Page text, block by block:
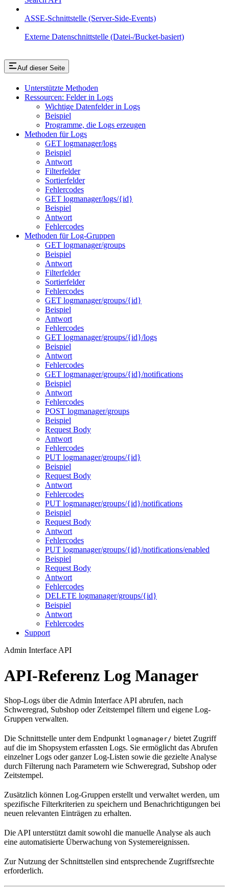
ASSE-Schnittstelle (Server-Side-Events)
Externe Datenschnittstelle (Datei-/Bucket-basiert)
Auf dieser Seite
Unterstützte Methoden
Ressourcen: Felder in Logs
Wichtige Datenfelder in Logs
Beispiel
Programme, die Logs erzeugen
Methoden für Logs
GET logmanager/logs
Beispiel
Antwort
Filterfelder
Sortierfelder
Fehlercodes
GET logmanager/logs/{id}
Beispiel
Antwort
Fehlercodes
Methoden für Log-Gruppen
GET logmanager/groups
Beispiel
Antwort
Filterfelder
Sortierfelder
Fehlercodes
GET logmanager/groups/{id}
Beispiel
Antwort
Fehlercodes
GET logmanager/groups/{id}/logs
Beispiel
Antwort
Fehlercodes
GET logmanager/groups/{id}/notifications
Beispiel
Antwort
Fehlercodes
POST logmanager/groups
Beispiel
Request Body
Antwort
Fehlercodes
PUT logmanager/groups/{id}
Beispiel
Request Body
Antwort
Fehlercodes
PUT logmanager/groups/{id}/notifications
Beispiel
Request Body
Antwort
Fehlercodes
PUT logmanager/groups/{id}/notifications/enabled
Beispiel
Request Body
Antwort
Fehlercodes
DELETE logmanager/groups/{id}
Beispiel
Antwort
Fehlercodes
Support
Admin Interface API
API-Referenz Log Manager
Shop-Logs über die Admin Interface API abrufen, nach
Schweregrad, Subshop oder Zeitstempel filtern und eigene Log-
Gruppen verwalten.
Die Schnittstelle unter dem Endpunkt logmanager/ bietet Zugriff
auf die im Shopsystem erfassten Logs. Sie ermöglicht das Abrufen
einzelner Logs oder ganzer Log-Listen sowie die gezielte Analyse
durch Filterung nach Parametern wie Schweregrad, Subshop oder
Zeitstempel.
Zusätzlich können Log-Gruppen erstellt und verwaltet werden, um
spezifische Filterkriterien zu speichern und Benachrichtigungen bei
neuen relevanten Einträgen zu erhalten.
Die API unterstützt damit sowohl die manuelle Analyse als auch
eine automatisierte Überwachung von Systemereignissen.
Zur Nutzung der Schnittstellen sind entsprechende Zugriffsrechte
erforderlich.